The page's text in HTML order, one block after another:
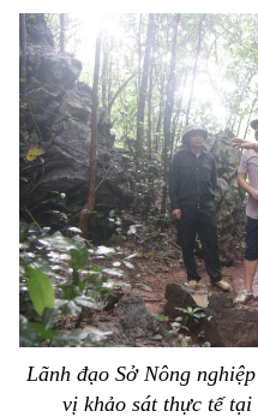
Lãnh đạo Sở Nông
vị khảo sát thực tế